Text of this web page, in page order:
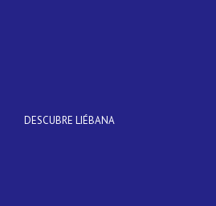
DESCUBRE LIÉBANA